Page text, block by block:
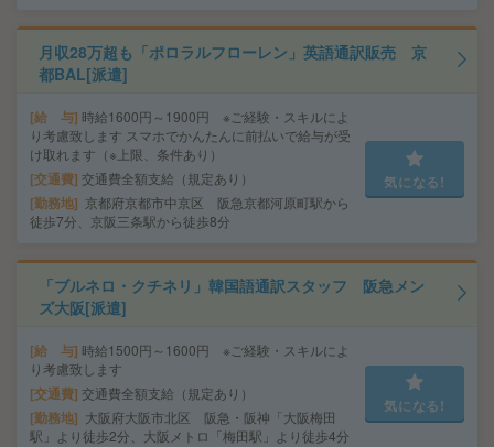
月収28万超も「ポロラルフローレン」英語通訳販売 京
都BAL[派遣]
給 与 時給1600円～1900円 ※ご経験・スキルによ
り考慮致します スマホでかんたんに前払いで給与が受
け取れます（※上限、条件あり）
交通費 交通費全額支給（規定あり）
勤務地
京都府京都市中京区 阪急京都河原町駅から
徒歩7分、京阪三条駅から徒歩8分
気になる!
「ブルネロ・クチネリ」韓国語通訳スタッフ 阪急メン
ズ大阪[派遣]
給 与 時給1500円～1600円 ※ご経験・スキルによ
り考慮致します
交通費 交通費全額支給（規定あり）
勤務地
大阪府大阪市北区 阪急・阪神「大阪梅田
駅」より徒歩2分、大阪メトロ「梅田駅」より徒歩4分
気になる!